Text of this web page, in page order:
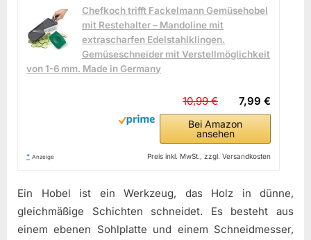
Chefkoch trifft Fackelmann Gemüsehobel
mit Restehalter – Mandoline mit
extrascharfen Edelstahlklingen.
Gemüseschneider mit Verstellmöglichkeit
von 1-6 mm. Made in Germany
7,99 €
10,99 €
Bei Amazon
ansehen
* Anzeige Preis inkl. MwSt., zzgl. Versandkosten
Ein Hobel ist ein Werkzeug, das Holz in dünne,
gleichmäßige Schichten schneidet. Es besteht aus
einem ebenen Sohlplatte und einem Schneidmesser,